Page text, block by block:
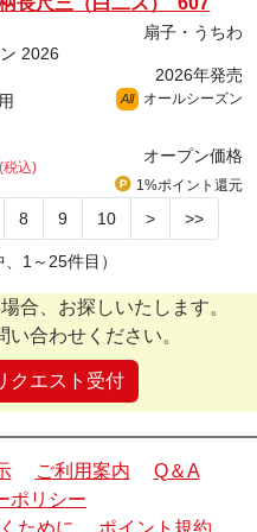
扇子・うちわ
2026
2026年発売
All オールシーズン
(税込)
オープン価格
1%ポイント 還元
8 9 10 > >>
、1～25件目）
合、お探しいたします。
合わせください。
クエスト受付
ご利用案内
Q＆A
ポリシー